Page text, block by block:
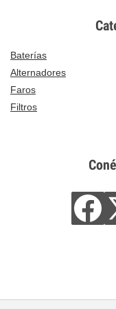
Baterías
Alternadores
Faros
Filtros